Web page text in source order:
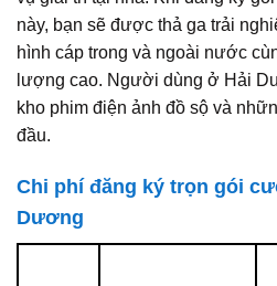
này, bạn sẽ được thả ga trải
hình cáp trong và ngoài nước
lượng cao. Người dùng ở Hải
kho phim điện ảnh đồ sộ và
đầu.
Chi phí đăng ký trọn gói
Dương